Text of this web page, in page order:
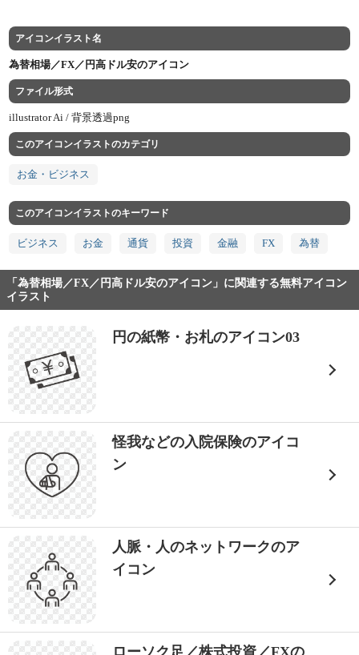
アイコンイラスト名
為替相場／FX／円高ドル安のアイコン
ファイル形式
illustrator Ai /背景透過png
このアイコンイラストのカテゴリ
お金・ビジネス
このアイコンイラストのキーワード
ビジネス お金 通貨 投資 金融 FX 為替
「為替相場／FX／円高ドル安のアイコン」に関連する無料アイコン
イラスト
円の紙幣・お札のアイコン03
怪我などの入院保険のアイコ
ン
人脈・人のネットワークのア
イコン
ローソク足／株式投資／FXの